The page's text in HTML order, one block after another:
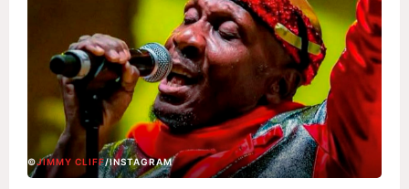
©JIMMY CLIFF/INSTAGRAM